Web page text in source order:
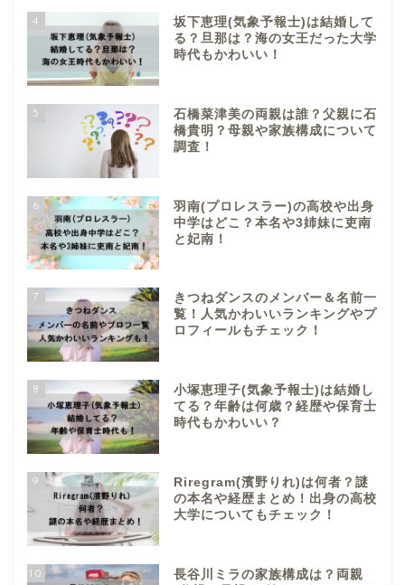
4
坂下恵理(気象予報士)は結婚して
る？旦那は？海の女王だった大学
時代もかわいい！
5
石橋菜津美の両親は誰？父親に石
橋貴明？母親や家族構成について
調査！
6
羽南(プロレスラー)の高校や出身
中学はどこ？本名や3姉妹に吏南
と妃南！
7
きつねダンスのメンバー＆名前一
覧！人気かわいいランキングやプ
ロフィールもチェック！
8
小塚恵理子(気象予報士)は結婚し
てる？年齢は何歳？経歴や保育士
時代もかわいい？
9
Riregram(濱野りれ)は何者？謎
の本名や経歴まとめ！出身の高校
大学についてもチェック！
10
長谷川ミラの家族構成は？両親